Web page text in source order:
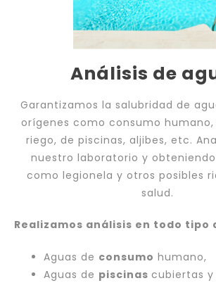
Análisis de
Garantizamos la salubridad de
orígenes como consumo humano,
riego, de piscinas, aljibes, etc.
nuestro laboratorio y
como legionela y otros posibles
salud.
Realizamos análisis en todo tipo
Aguas de consumo humano,
Aguas de piscinas cubiertas